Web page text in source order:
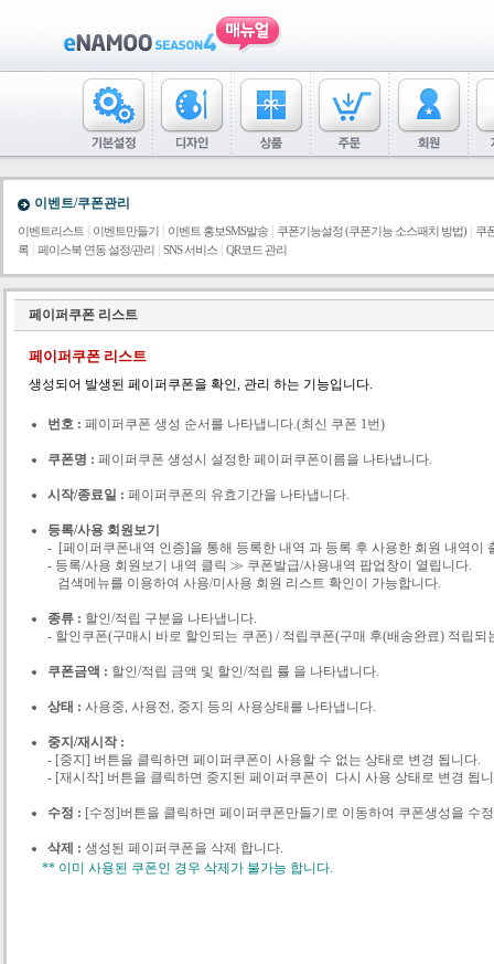
이벤트/쿠폰관리
이벤트리스트 이벤트만들기 이벤트 홍보SMS발송 쿠폰기능설정 (쿠폰기능 소스패치 방법)
쿠
록
페이스북 연동 설정/관리 SNS 서비스 QR코드 관리
페이퍼쿠폰 리스트
페이퍼쿠폰 리스트
생성되어 발생된 페이퍼쿠폰을 확인, 관리 하는 기능입니다.
번호 : 페이퍼쿠폰 생성 순서를 나타냅니다.(최신 쿠폰 1번)
쿠폰명 : 페이퍼쿠폰 생성시 설정한 페이퍼쿠폰이름을 나타냅니다.
시작/종료일 : 페이퍼쿠폰의 유효기간을 나타냅니다.
등록/사용 회원보기
- [페이퍼쿠폰내역 인증]을 통해 등록한 내역 과 등록 후 사용한 회원 내역이
- 등록/사용 회원보기 내역 클릭 ≫ 쿠폰발급/사용내역 팝업창이 열립니다.
검색메뉴를 이용하여 사용/미사용 회원 리스트 확인이 가능합니다.
종류 : 할인/적립 구분을 나타냅니다.
- 할인쿠폰(구매시 바로 할인되는 쿠폰) / 적립쿠폰(구매 후(배송완료) 적립되
쿠폰금액 : 할인/적립 금액 및 할인/적립 률 을 나타냅니다.
상태 : 사용중, 사용전, 중지 등의 사용상태를 나타냅니다.
중지/재시작 :
- [중지] 버튼을 클릭하면 페이퍼쿠폰이 사용할 수 없는 상태로 변경 됩니다.
- [재시작] 버튼을 클릭하면 중지된 페이퍼쿠폰이 다시 사용 상태로 변경 됩
수정 : [수정]버튼을 클릭하면 페이퍼쿠폰만들기로 이동하여 쿠폰생성을 수
삭제 : 생성된 페이퍼쿠폰을 삭제 합니다.
** 이미 사용된 쿠폰인 경우 삭제가 불가능 합니다.